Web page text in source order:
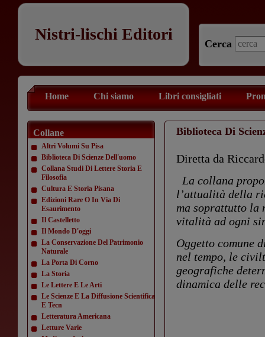
Nistri-lischi Editori
Cerca
Home Chi siamo Libri consigliati
Collane
Altri Volumi Su Pisa
Biblioteca Di Scienze Dell'uomo
Collana Studi Di Lettere Storia E
Filosofia
Cultura E Storia Pisana
Edizioni Rare O In Via Di
Esaurimento
Il Castelletto
Il Mondo D'oggi
La Conservazione Del Patrimonio
Naturale
La Porta Di Corno
La Storia
Le Lettere E Le Arti
Le Scienze E La Diffusione Scientifica
E Tecn
Letteratura Americana
Letture Varie
Biblioteca Di
Diretta da
La collana
l’attualità della
ma soprattutto la
vitalità ad ogni
Oggetto comune
nel tempo, le
geografiche
dinamica delle